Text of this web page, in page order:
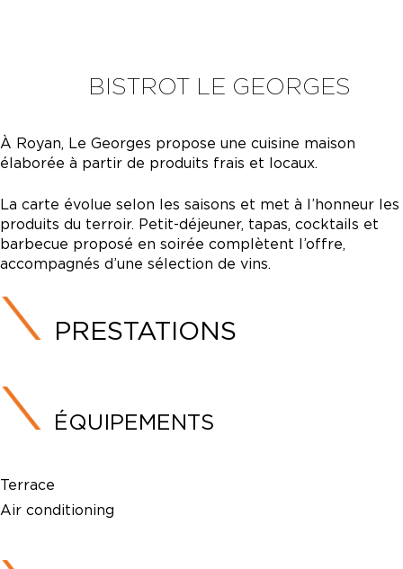
BISTROT LE GEORGES
À Royan, Le Georges propose une cuisine maison
élaborée à partir de produits frais et locaux.
La carte évolue selon les saisons et met à l’honneur les
produits du terroir. Petit-déjeuner, tapas, cocktails et
barbecue proposé en soirée complètent l’offre,
accompagnés d’une sélection de vins.
PRESTATIONS
ÉQUIPEMENTS
Terrace
Air conditioning